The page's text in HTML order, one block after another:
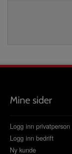
Mine sider
Logg inn privatperson
Logg inn bedrift
Ny kunde